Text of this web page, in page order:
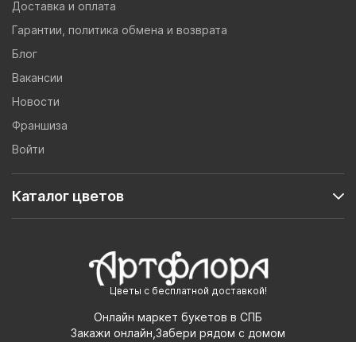
Цветы с бесплатной доставкой!
Онлайн маркет букетов в СПБ
Закажи онлайн,Забери рядом с домом
Доставка и оплата
Гарантии, политика обмена и возврата
Блог
Вакансии
Новости
Франшиза
Войти
Каталог цветов